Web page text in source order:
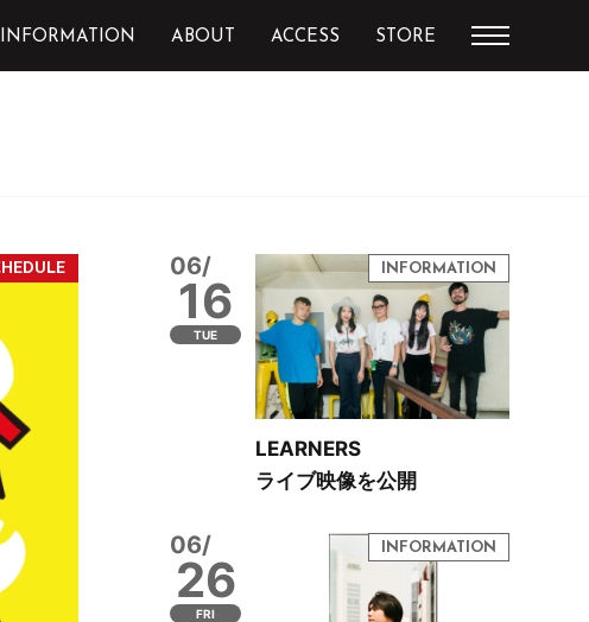
INFORMATION ABOUT ACCESS STORE
06/
16
TUE
LEARNERS
ライブ映像を公開
06/
26
FRI